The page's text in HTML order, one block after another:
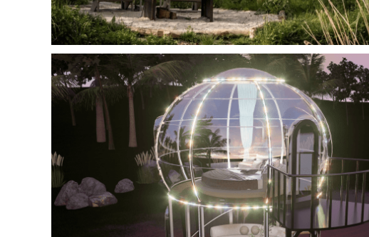
Fabrication de bulles à la demande | BULLE SUR